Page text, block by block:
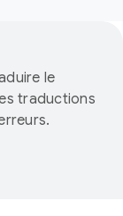
le
traductions